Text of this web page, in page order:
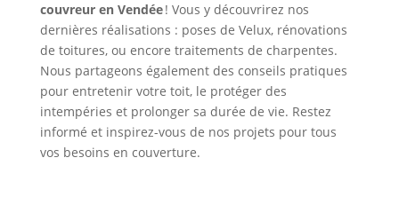
couvreur en Vendée! Vous y découvrirez nos
dernières réalisations : poses de Velux, rénovations
de toitures, ou encore traitements de charpentes.
Nous partageons également des conseils pratiques
pour entretenir votre toit, le protéger des
intempéries et prolonger sa durée de vie. Restez
informé et inspirez-vous de nos projets pour tous
vos besoins en couverture.